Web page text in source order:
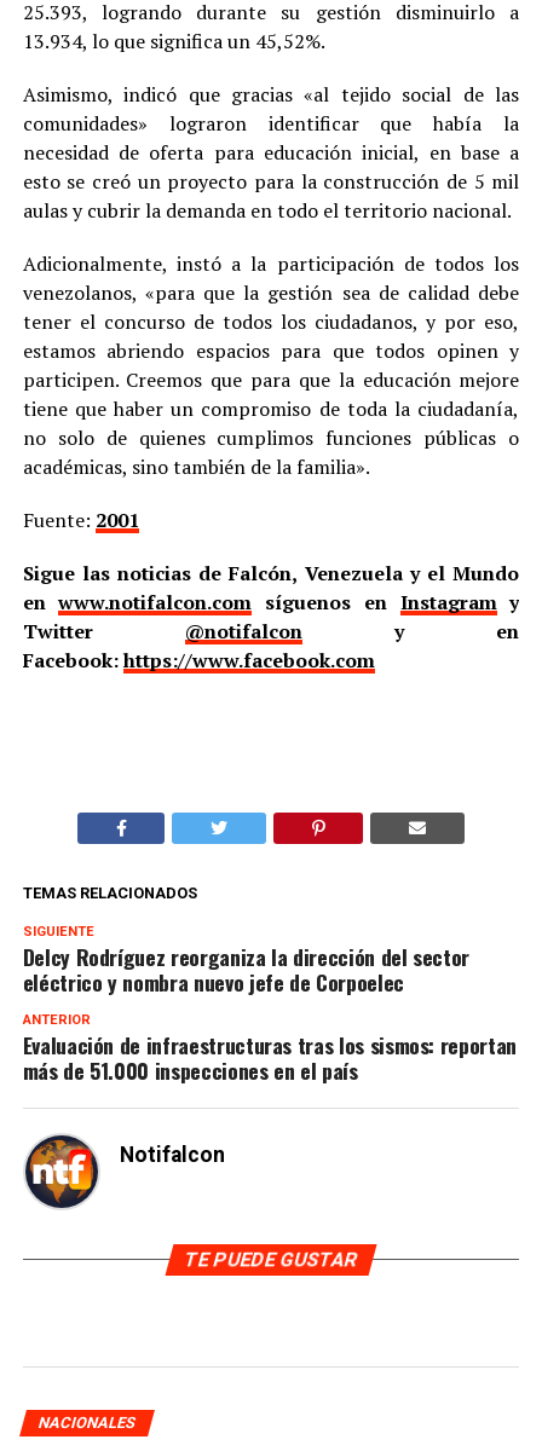
25.393, logrando durante su gestión disminuirlo a
13.934, lo que significa un 45,52%.
Asimismo, indicó que gracias «al tejido social de las
comunidades» lograron identificar que había la
necesidad de oferta para educación inicial, en base a
esto se creó un proyecto para la construcción de 5 mil
aulas y cubrir la demanda en todo el territorio nacional.
Adicionalmente, instó a la participación de todos los
venezolanos, «para que la gestión sea de calidad debe
tener el concurso de todos los ciudadanos, y por eso,
estamos abriendo espacios para que todos opinen y
participen. Creemos que para que la educación mejore
tiene que haber un compromiso de toda la ciudadanía,
no solo de quienes cumplimos funciones públicas o
académicas, sino también de la familia».
Fuente: 2001
Sigue las noticias de Falcón, Venezuela y el Mundo
enwww.notifalcon.com síguenos en Instagramy
Twitter @notifalcony en
Facebook:https://www.facebook.com
TEMAS RELACIONADOS
SIGUIENTE
Delcy Rodríguez reorganiza la dirección del sector
eléctrico y nombra nuevo jefe de Corpoelec
ANTERIOR
Evaluación de infraestructuras tras los sismos: reportan
más de 51.000 inspecciones en el país
Notifalcon
TE PUEDE GUSTAR
NACIONALES